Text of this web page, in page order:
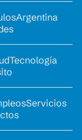
Argentina
Tecnología
Servicios